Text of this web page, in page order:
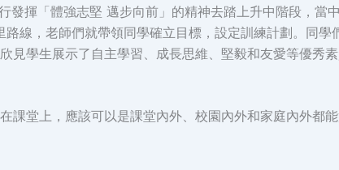
揮「體強志堅 邁步向前」的精神去踏上升中階段，當
線，老師們就帶領同學確立目標，設定訓練計劃。同學
見學生展示了自主學習、成長思維、堅毅和友愛等優秀
課堂上，應該可以是課堂內外、校園內外和家庭內外都